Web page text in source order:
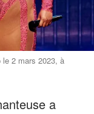
le 2 mars 2023, à
a